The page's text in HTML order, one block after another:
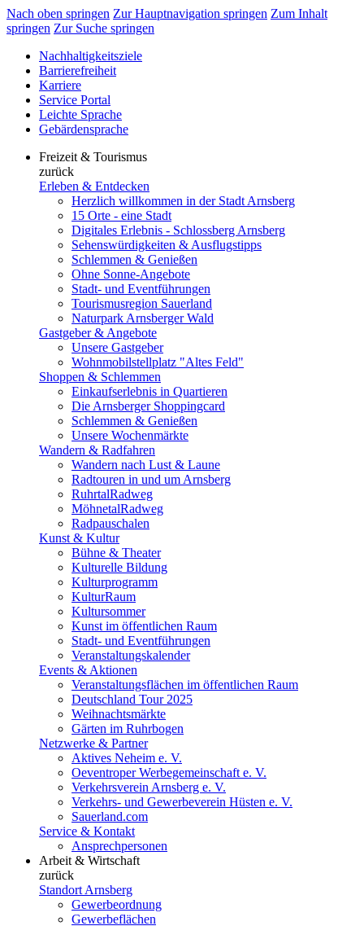
Nach oben springen Zur Hauptnavigation springen Zum Inhalt
springen Zur Suche springen
Nachhaltigkeitsziele
Barrierefreiheit
Karriere
Service Portal
Leichte Sprache
Gebärdensprache
Freizeit & Tourismus
zurück
Erleben & Entdecken
Herzlich willkommen in der Stadt Arnsberg
15 Orte - eine Stadt
Digitales Erlebnis - Schlossberg Arnsberg
Sehenswürdigkeiten & Ausflugstipps
Schlemmen & Genießen
Ohne Sonne-Angebote
Stadt- und Eventführungen
Tourismusregion Sauerland
Naturpark Arnsberger Wald
Gastgeber & Angebote
Unsere Gastgeber
Wohnmobilstellplatz "Altes Feld"
Shoppen & Schlemmen
Einkaufserlebnis in Quartieren
Die Arnsberger Shoppingcard
Schlemmen & Genießen
Unsere Wochenmärkte
Wandern & Radfahren
Wandern nach Lust & Laune
Radtouren in und um Arnsberg
RuhrtalRadweg
MöhnetalRadweg
Radpauschalen
Kunst & Kultur
Bühne & Theater
Kulturelle Bildung
Kulturprogramm
KulturRaum
Kultursommer
Kunst im öffentlichen Raum
Stadt- und Eventführungen
Veranstaltungskalender
Events & Aktionen
Veranstaltungsflächen im öffentlichen Raum
Deutschland Tour 2025
Weihnachtsmärkte
Gärten im Ruhrbogen
Netzwerke & Partner
Aktives Neheim e. V.
Oeventroper Werbegemeinschaft e. V.
Verkehrsverein Arnsberg e. V.
Verkehrs- und Gewerbeverein Hüsten e. V.
Sauerland.com
Service & Kontakt
Ansprechpersonen
Arbeit & Wirtschaft
zurück
Standort Arnsberg
Gewerbeordnung
Gewerbeflächen